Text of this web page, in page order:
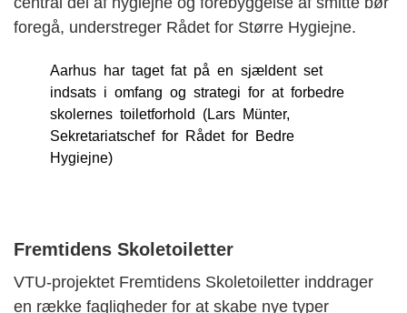
foregå, understreger Rådet for Større Hygiejne.
Aarhus har taget fat på en sjældent set
indsats i omfang og strategi for at forbedre
skolernes toiletforhold (Lars Münter,
Sekretariatschef for Rådet for Bedre
Hygiejne)
Fremtidens Skoletoiletter
VTU-projektet Fremtidens Skoletoiletter inddrager
en række fagligheder for at skabe nye typer